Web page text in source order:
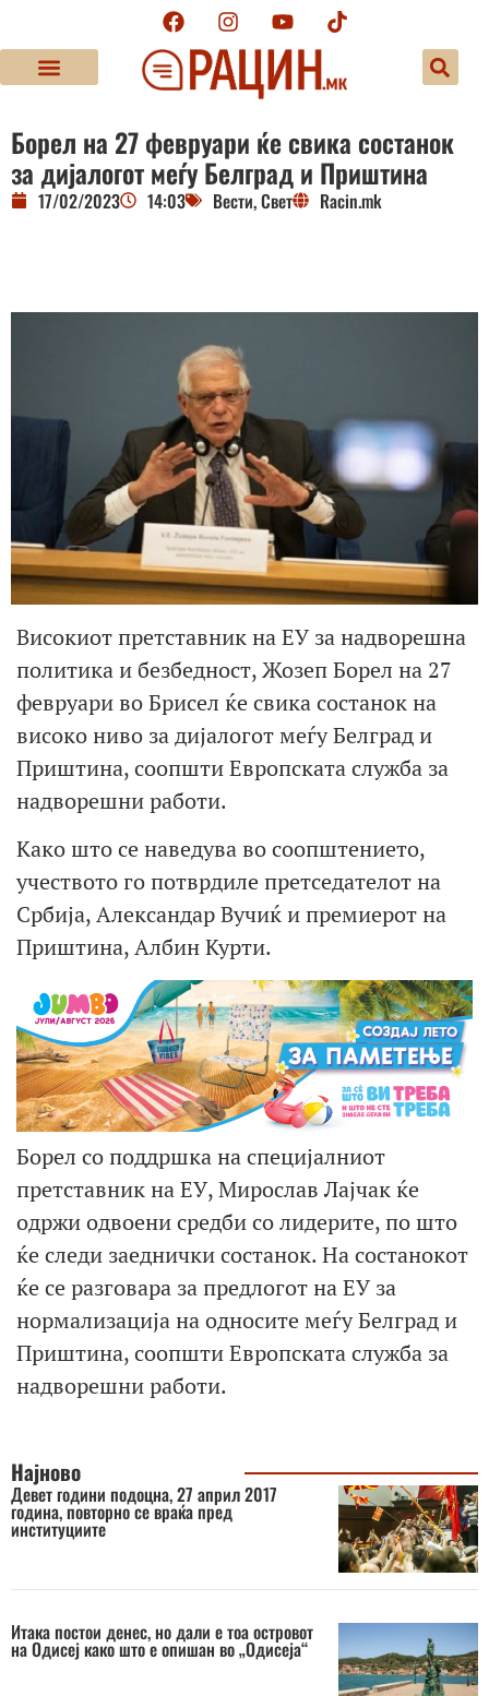
Борел на 27 февруари ќе свика состанок
за дијалогот меѓу Белград и Приштина
17/02/2023 14:03 Вести,Свет Racin.mk
Високиот претставник на ЕУ за надворешна
политика и безбедност, Жозеп Борел на 27
февруари во Брисел ќе свика состанок на
високо ниво за дијалогот меѓу Белград и
Приштина, соопшти Европската служба за
надворешни работи.
Како што се наведува во соопштението,
учеството го потврдиле претседателот на
Србија, Александар Вучиќ и премиерот на
Приштина, Албин Курти.
Борел со поддршка на специјалниот
претставник на ЕУ, Мирослав Лајчак ќе
одржи одвоени средби со лидерите, по што
ќе следи заеднички состанок. На состанокот
ќе се разговара за предлогот на ЕУ за
нормализација на односите меѓу Белград и
Приштина, соопшти Европската служба за
надворешни работи.
Најново
Девет години подоцна, 27 април 2017
година, повторно се враќа пред
институциите
Итака постои денес, но дали е тоа островот
на Одисеј како што е опишан во „Одисеја“